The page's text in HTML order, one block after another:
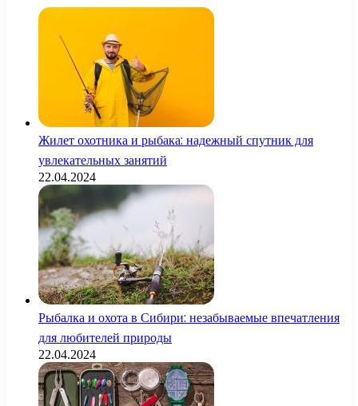
Жилет охотника и рыбака: надежный спутник для
увлекательных занятий
22.04.2024
Рыбалка и охота в Сибири: незабываемые впечатления
для любителей природы
22.04.2024